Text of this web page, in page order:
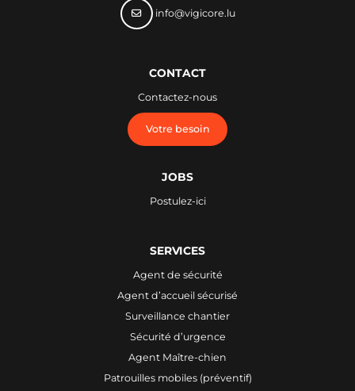
info@vigicore.lu
SERVICES
Agent de sécurité
Agent d’accueil sécurisé
Surveillance chantier
Sécurité d’urgence
Agent Maître-chien
Patrouilles mobiles (préventif)
CONTACT
Contactez-nous
Votre besoin
JOBS
Postulez-ici